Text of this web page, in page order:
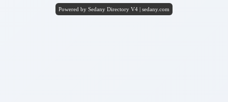
Powered by Sedany Directory V4 | sedany.com